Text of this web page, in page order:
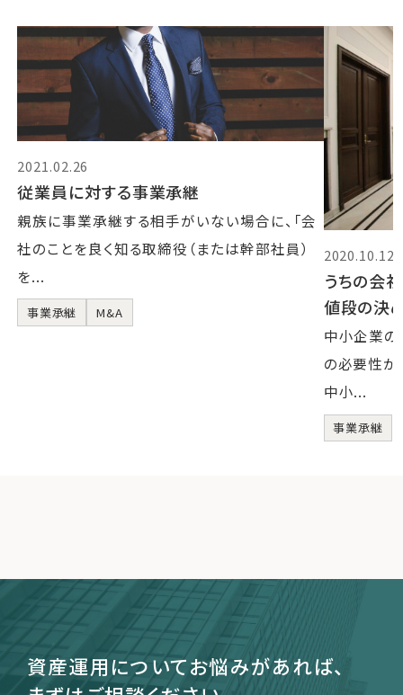
2021.02.26
従業員に対する事業承継
親族に事業承継する相手がいない場合に、「会
社のことを良く知る取締役（または幹部社員）
を...
事業承継 M&A
2020.10.12
うちの会
値段の決
中小企業
の必要性が
中小...
事業承継
資産運用についてお悩みがあれば、